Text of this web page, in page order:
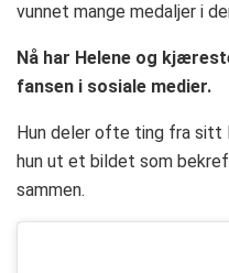
vunnet mange medaljer i
Nå har Helene og
fansen i sosiale medier.
Hun deler ofte ting fra sitt
hun ut et bildet som
sammen.